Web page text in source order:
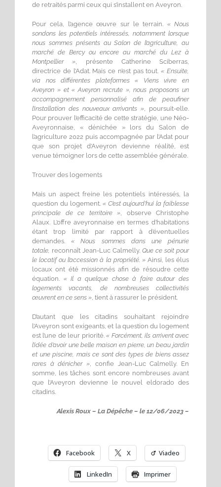
de retraités parmi ceux qui s’installent en Aveyron.
Pour cela, l’agence œuvre sur le terrain. « Nous
sondons les potentiels intéressés, notamment lorsque
nous sommes présents au Salon de l’agriculture, au
marché de Bercy ou encore au marché du Lez à
Montpellier » , présente Catherine Sciberras,
directrice de l’Adat. Mais ce n’est pas tout.« Ensuite,
via nos différentes plateformes « Viens vivre en
Aveyron » et « Aveyron recrute », nous proposons un
accompagnement personnalisé afin de peaufiner
l’installation des nouveaux arrivants » , poursuit-elle.
Pour prouver l’efficacité de cette stratégie, une Néo-
Aveyronnaise, « dénichée » lors du Salon de
l’agriculture 2022 puis accompagnée par l’Adat pour
que son projet d’Aveyron devienne réalité, est
venue témoigner lors de cette assemblée générale.
Trouver des logements
Mais un aspect freine les potentiels intéressés, la
question du logement. « C’est aujourd’hui la faiblesse
principale de ce territoire » , observe Christophe
Alaux. L’offre aveyronnaise en termes d’habitations
étant trop limité par rapport à d’éventuelles
demandes.« Nous sommes dans une pénurie
totale, reconnaît Jean-Luc Calmelly. Que ce soit pour
le locatif ou l’accession à la propriété. » Ainsi, les élus
locaux ont été missionnés afin de résoudre cette
équation. « Il a quelque chose à faire autour des
logements vacants, de nombreuses collectivités
œuvrent en ce sens » , tient à rassurer le président.
D’autant que les citadins souhaitant rejoindre
l’Aveyron sont exigeants, et la question du logement
est l’une de leur priorité.« Forcément, ils arrivent avec
l’idée d’avoir une belle maison en pierre, un beau jardin
et une piscine, mais ce sont des types de biens assez
rares à dénicher » , confie Jean-Luc Calmelly. En
somme, les tâches sont encore nombreuses avant
que l’Aveyron devienne le nouvel eldorado des
citadins.
Alexis Roux – La Dépêche – le 12/06/2023 –
Facebook X Viadeo
LinkedIn Imprimer